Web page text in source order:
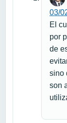
03/
El
por
de
sino
son